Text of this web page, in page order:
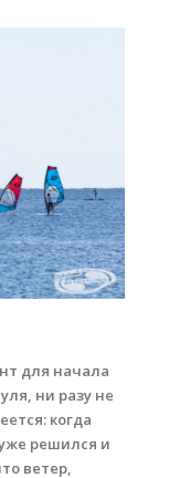
для начала
ни разу не
когда
решился и
ветер,